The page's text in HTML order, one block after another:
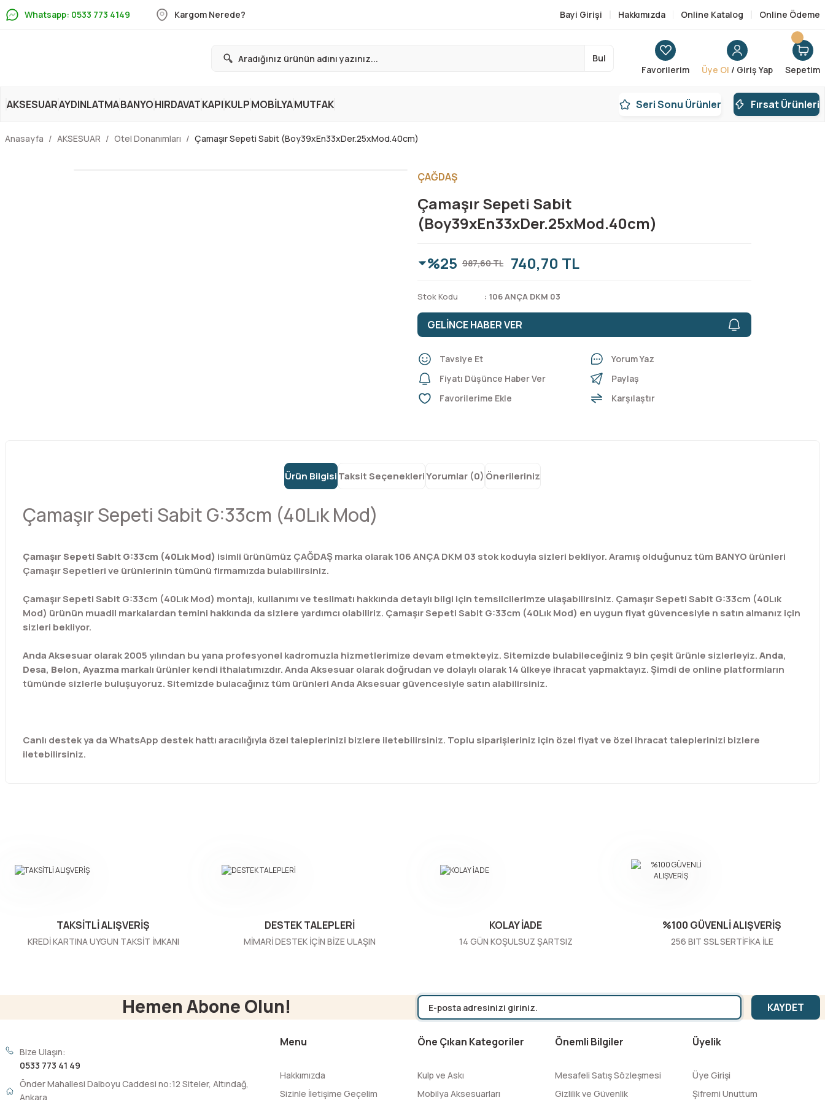
Whatsapp: 0533 773 4149 Kargom Nerede? Bayi Girişi Hakkımızda Online Katalog Online Ödeme
Bul
Favorilerim
Üye Ol / Giriş Yap Sepetim
AKSESUARAYDINLATMABANYOHIRDAVATKAPIKULPMOBİLYAMUTFAK Seri Sonu Ürünler Fırsat Ürünleri
Anasayfa AKSESUAR Otel Donanımları Çamaşır Sepeti Sabit (Boy39xEn33xDer.25xMod.40cm)
ÇAĞDAŞ
Çamaşır Sepeti Sabit
(Boy39xEn33xDer.25xMod.40cm)
%25 987,60 TL 740,70 TL
Stok Kodu 106 ANÇA DKM 03
GELİNCE HABER VER
Tavsiye Et
Yorum Yaz
Fiyatı Düşünce Haber Ver
Paylaş
Karşılaştır
Ürün BilgisiTaksit SeçenekleriYorumlar (0) Önerileriniz
Çamaşır Sepeti Sabit G:33cm (40Lık Mod)
Çamaşır Sepeti Sabit G:33cm (40Lık Mod) isimli ürünümüz ÇAĞDAŞ marka olarak 106 ANÇA DKM 03 stok koduyla sizleri bekliyor. Aramış olduğunuz tüm BANYO ürünleri
Çamaşır Sepetleri ve ürünlerinin tümünü firmamızda bulabilirsiniz.
Çamaşır Sepeti Sabit G:33cm (40Lık Mod) montajı, kullanımı ve teslimatı hakkında detaylı bilgi için temsilcilerimze ulaşabilirsiniz. Çamaşır Sepeti Sabit G:33cm (40Lık
Mod) ürünün muadil markalardan temini hakkında da sizlere yardımcı olabiliriz. Çamaşır Sepeti Sabit G:33cm (40Lık Mod) en uygun fiyat güvencesiyle n satın almanız için
sizleri bekliyor.
Anda Aksesuar olarak 2005 yılından bu yana profesyonel kadromuzla hizmetlerimize devam etmekteyiz. Sitemizde bulabileceğiniz 9 bin çeşit ürünle sizlerleyiz.Anda,
Desa, Belon, Ayazma markalı ürünler kendi ithalatımızdır. Anda Aksesuar olarak doğrudan ve dolaylı olarak 14 ülkeye ihracat yapmaktayız. Şimdi de online platformların
tümünde sizlerle buluşuyoruz. Sitemizde bulacağınız tüm ürünleri Anda Aksesuar güvencesiyle satın alabilirsiniz.
Canlı destek ya da WhatsApp destek hattı aracılığıyla özel taleplerinizi bizlere iletebilirsiniz. Toplu siparişleriniz için özel fiyat ve özel ihracat taleplerinizi bizlere
iletebilirsiniz.
Ürün bilgilerinde hatalar bulunuyor.
Gönder
TAKSİTLİ ALIŞVERİŞ
KREDİ KARTINA UYGUN TAKSİT İMKANI
DESTEK TALEPLERİ
MİMARİ DESTEK İÇİN BİZE ULAŞIN
KOLAY İADE
14 GÜN KOŞULSUZ ŞARTSIZ
%100 GÜVENLİ ALIŞVERİŞ
256 BIT SSL SERTİFİKA İLE
Hemen Abone Olun! KAYDET
Bize Ulaşın:
0533 773 41 49
Önder Mahallesi Dalboyu Caddesi no:12 Siteler, Altındağ,
Ankara
Menu
Hakkımızda
Sizinle İletişime Geçelim
Öne Çıkan Kategoriler
Kulp ve Askı
Mobilya Aksesuarları
Önemli Bilgiler
Mesafeli Satış Sözleşmesi
Gizlilik ve Güvenlik
Üyelik
Üye Girişi
Şifremi Unuttum